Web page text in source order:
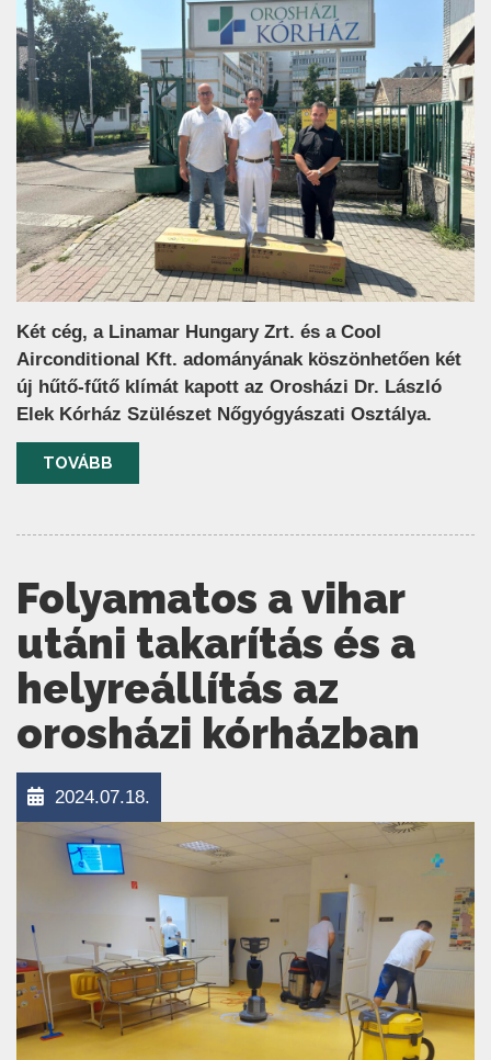
Két cég, a Linamar Hungary Zrt. és a Cool
Airconditional Kft. adományának köszönhetően két
új hűtő-fűtő klímát kapott az Orosházi Dr. László
Elek Kórház Szülészet Nőgyógyászati Osztálya.
TOVÁBB
Folyamatos a vihar
utáni takarítás és a
helyreállítás az
orosházi kórházban
2024.07.18.